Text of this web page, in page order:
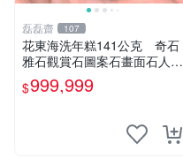
磊磊齋 107
花東海洗年糕141公克 奇石
雅石觀賞石圖案石畫面石人物
石原礦石石風景觀石印章石印
石戈壁石戈壁玉石雨花石瑪瑙
$999,999